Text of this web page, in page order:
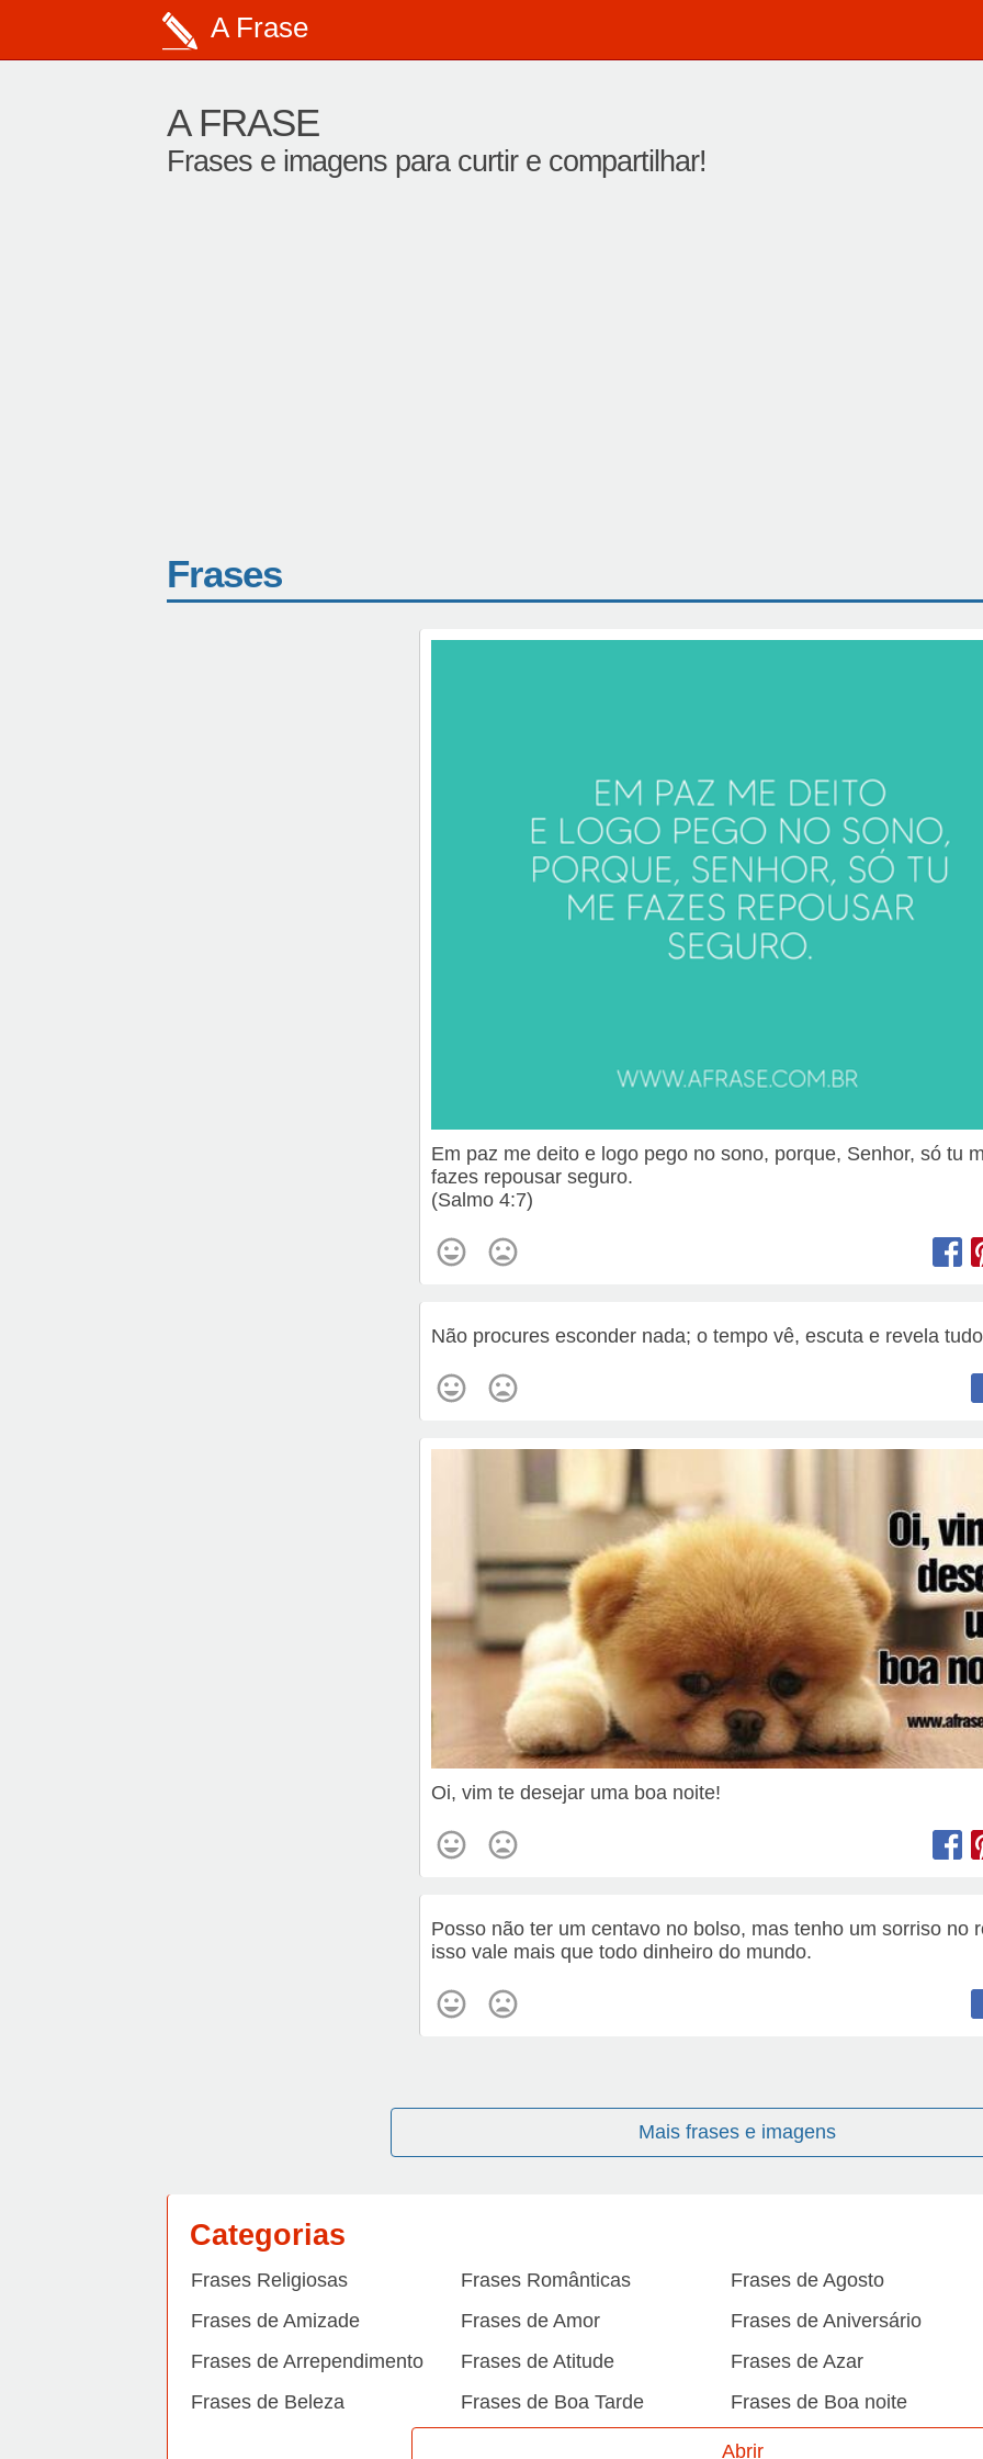
A Frase
A FRASE
Frases e imagens para curtir e compartilhar!
Frases
Em paz me deito e logo pego no sono, porque, Senhor, só tu
fazes repousar seguro.
(Salmo 4:7)
Não procures esconder nada; o tempo vê, escuta e revela
Oi, vim te desejar uma boa noite!
Posso não ter um centavo no bolso, mas tenho um sorriso no
isso vale mais que todo dinheiro do mundo.
Mais frases e imagens
Categorias
Frases Religiosas Frases Românticas
Frases de Agosto
Frases de Amizade
Frases de Amor
Frases de Aniversário
Frases de Arrependimento
Frases de Atitude
Frases de Azar
Frases de Beleza
Frases de Boa Tarde
Frases de Boa noite
Frases de Caráter
Abrir